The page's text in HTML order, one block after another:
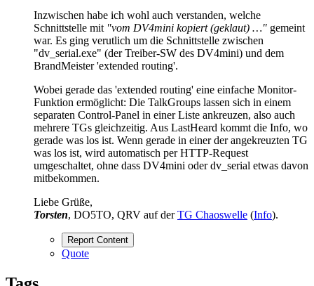
Inzwischen habe ich wohl auch verstanden, welche
Schnittstelle mit "vom DV4mini kopiert (geklaut) …" gemeint
war. Es ging verutlich um die Schnittstelle zwischen
"dv_serial.exe" (der Treiber-SW des DV4mini) und dem
BrandMeister 'extended routing'.
Wobei gerade das 'extended routing' eine einfache Monitor-
Funktion ermöglicht: Die TalkGroups lassen sich in einem
separaten Control-Panel in einer Liste ankreuzen, also auch
mehrere TGs gleichzeitig. Aus LastHeard kommt die Info, wo
gerade was los ist. Wenn gerade in einer der angekreuzten TG
was los ist, wird automatisch per HTTP-Request
umgeschaltet, ohne dass DV4mini oder dv_serial etwas davon
mitbekommen.
Liebe Grüße,
Torsten, DO5TO, QRV auf derTG Chaoswelle (Info).
Report Content
Quote